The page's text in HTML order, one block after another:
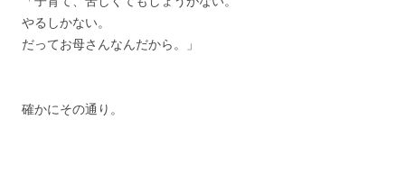
やるしかない。
だってお母さんなんだから。」
確かにその通り。